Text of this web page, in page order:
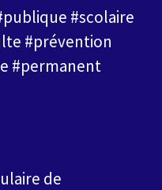
#scolaire
#prévention
#permanent
de